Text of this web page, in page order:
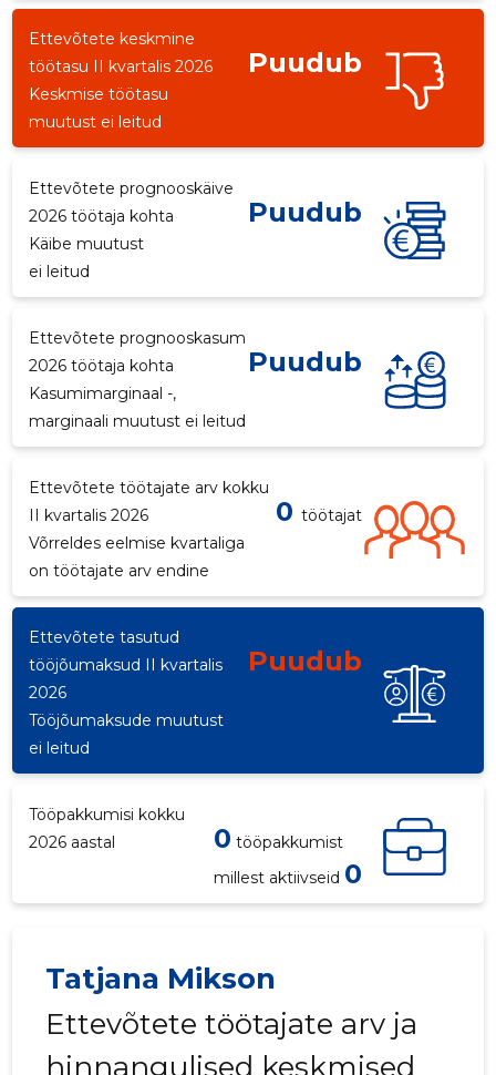
Ettevõtete keskmine
töötasu II kvartalis 2026
Puudub
Keskmise töötasu
muutust ei leitud
Ettevõtete prognooskäive
2026 töötaja kohta
Puudub
Käibe muutust
ei leitud
Ettevõtete prognooskasum
2026 töötaja kohta
Puudub
Kasumimarginaal -,
marginaali muutust ei leitud
Ettevõtete töötajate arv kokku
II kvartalis 2026
0 töötajat
Võrreldes eelmise kvartaliga
on töötajate arv endine
Ettevõtete tasutud
tööjõumaksud II kvartalis
2026
Puudub
Tööjõumaksude muutust
ei leitud
Tööpakkumisi kokku
2026 aastal
0 tööpakkumist
millest aktiivseid 0
Tatjana Mikson
Ettevõtete töötajate arv ja
hinnangulised keskmised